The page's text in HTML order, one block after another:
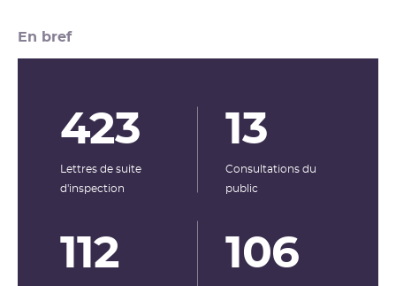
En bref
423
Lettres de suite
d'inspection
13
Consultations du
public
112 106